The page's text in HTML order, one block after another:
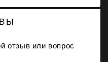
отзыв или вопрос